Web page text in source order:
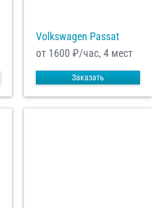
Volkswagen Passat
от 1600 ₽/час, 4 мест
Заказать